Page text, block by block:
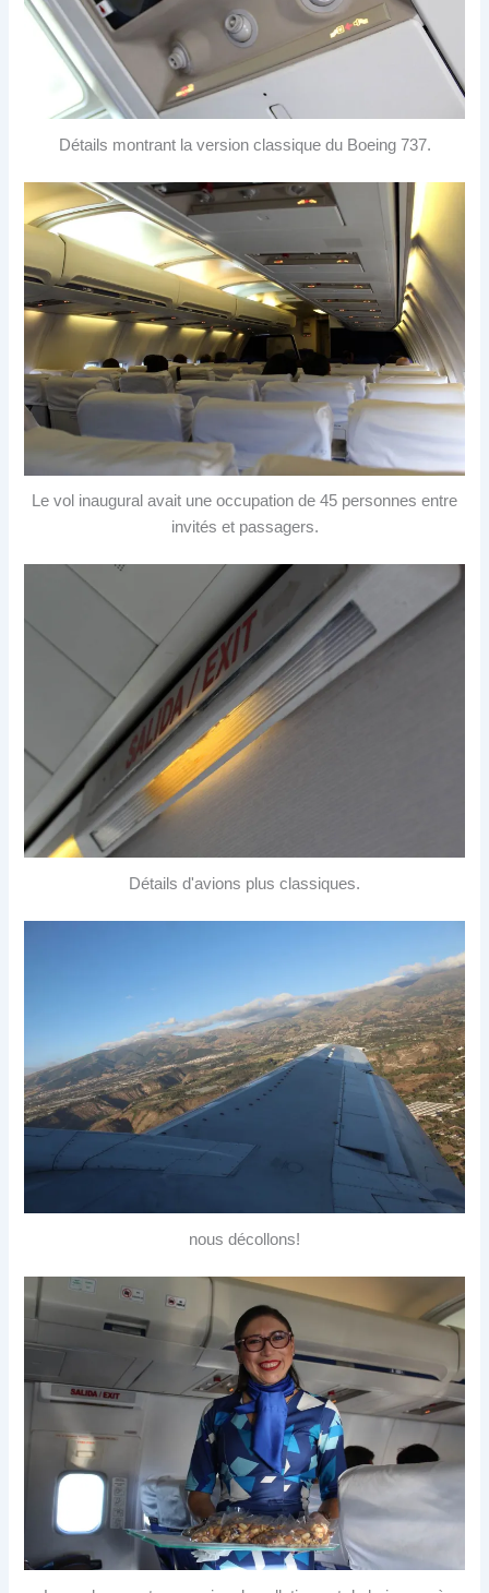
Détails montrant la version classique du Boeing 737.
Le vol inaugural avait une occupation de 45 personnes entre
invités et passagers.
Détails d'avions plus classiques.
nous décollons!